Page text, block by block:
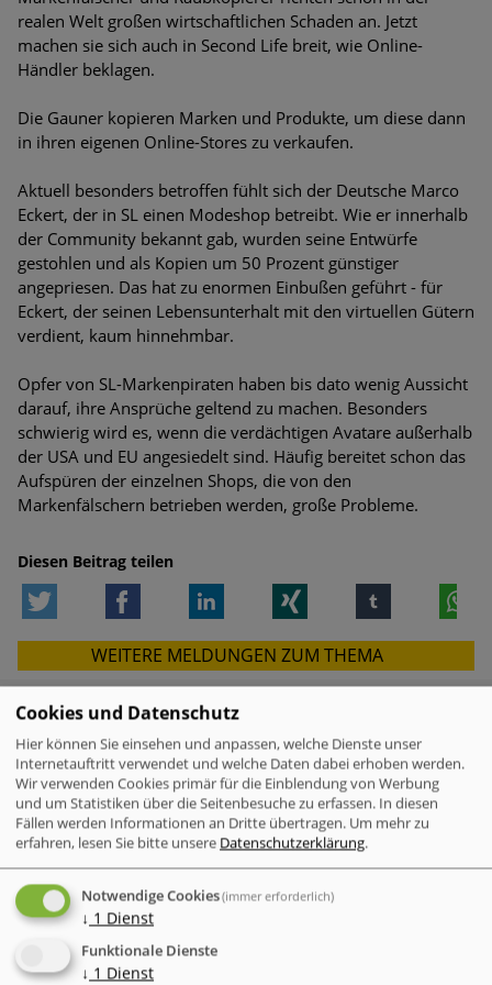
Bedrohungen
Ungebremster Aufstieg: Mega-Ransomware. Deutsche
unterschätzen
Experten vor Tsunami bei Web-DDoS-Angriffen warnen
Phishing-Trend: Führungskräfte im Visier. Was hilft gegen
Harpoon Whaling?
Aktuelle Phishing-Kampagnen mit großen Markennamen –
Amazon hat nun reagiert
Fake-Unternehmensprofile auf LinkedIn: Unternehmen und
Nutzer im Visier der Datendiebe
Cyber Experience Center in Augsburg
realen Welt großen wirtschaftlichen Schaden an. Jetzt
machen sie sich auch in Second Life breit, wie Online-
Händler beklagen.
Die Gauner kopieren Marken und Produkte, um diese dann
in ihren eigenen Online-Stores zu verkaufen.
Aktuell besonders betroffen fühlt sich der Deutsche Marco
Eckert, der in SL einen Modeshop betreibt. Wie er innerhalb
der Community bekannt gab, wurden seine Entwürfe
gestohlen und als Kopien um 50 Prozent günstiger
angepriesen. Das hat zu enormen Einbußen geführt - für
Eckert, der seinen Lebensunterhalt mit den virtuellen Gütern
verdient, kaum hinnehmbar.
Opfer von SL-Markenpiraten haben bis dato wenig Aussicht
darauf, ihre Ansprüche geltend zu machen. Besonders
schwierig wird es, wenn die verdächtigen Avatare außerhalb
der USA und EU angesiedelt sind. Häufig bereitet schon das
Aufspüren der einzelnen Shops, die von den
Markenfälschern betrieben werden, große Probleme.
Diesen Beitrag teilen
Facebook LinkedIn tumblr
WEITERE MELDUNGEN ZUM THEMA
VERWANDTE MELDUNGEN
Check Point Research: Brand Phishing
Report Q2 2026
Mac-Nutzer sind häufiger von
Cyberattacken betroffen als Windows-
IT-Probleme im Einzelhandel - Warum
Cookies und Datenschutz
Hier können Sie einsehen und anpassen, welche Dienste unser
Internetauftritt verwendet und welche Daten dabei erhoben werden.
Wir verwenden Cookies primär für die Einblendung von Werbung
und um Statistiken über die Seitenbesuche zu erfassen. In diesen
Fällen werden Informationen an Dritte übertragen. Um mehr zu
erfahren, lesen Sie bitte unsere Datenschutzerklärung.
Notwendige Cookies(immer erforderlich)
↓ 1 Dienst
Funktionale Dienste
↓ 1 Dienst